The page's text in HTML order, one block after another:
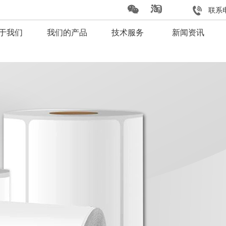
我们 我们的产品 技术服务 新闻资讯
联系